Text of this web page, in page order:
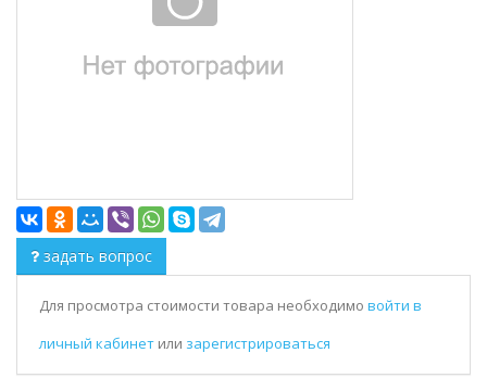
задать вопрос
Для просмотра стоимости товара необходимо войти в
личный кабинет или зарегистрироваться